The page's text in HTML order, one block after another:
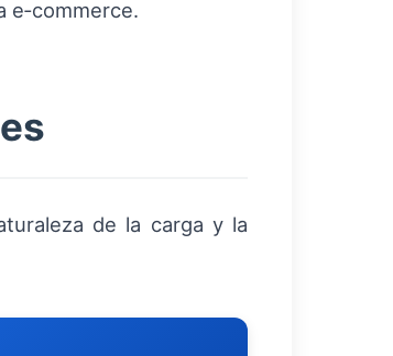
e‑commerce.
de la carga y la